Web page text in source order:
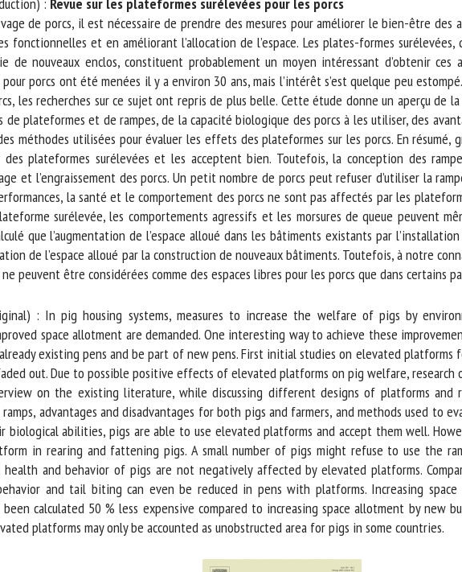
de porcs, il est nécessaire de prendre des mesures pour améliorer le bien-être des
fonctionnelles et en améliorant l’allocation de l’espace. Les plates-formes surélevées,
de nouveaux enclos, constituent probablement un moyen intéressant d’obtenir ces
porcs ont été menées il y a environ 30 ans, mais l’intérêt s’est quelque peu
les recherches sur ce sujet ont repris de plus belle. Cette étude donne un aperçu de
plateformes et de rampes, de la capacité biologique des porcs à les utiliser, des
méthodes utilisées pour évaluer les effets des plateformes sur les porcs. En résumé,
des plateformes surélevées et les acceptent bien. Toutefois, la conception des
et l’engraissement des porcs. Un petit nombre de porcs peut refuser d’utiliser la
la santé et le comportement des porcs ne sont pas affectés par les
surélevée, les comportements agressifs et les morsures de queue peuvent
que l’augmentation de l’espace alloué dans les bâtiments existants par
de l’espace alloué par la construction de nouveaux bâtiments. Toutefois, à notre
peuvent être considérées comme des espaces libres pour les porcs que dans certains
: In pig housing systems, measures to increase the welfare of pigs by
space allotment are demanded. One interesting way to achieve these
existing pens and be part of new pens. First initial studies on elevated platforms
out. Due to possible positive effects of elevated platforms on pig welfare, research
on the existing literature, while discussing different designs of platforms and
advantages and disadvantages for both pigs and farmers, and methods used to
biological abilities, pigs are able to use elevated platforms and accept them well.
in rearing and fattening pigs. A small number of pigs might refuse to use the
health and behavior of pigs are not negatively affected by elevated platforms.
and tail biting can even be reduced in pens with platforms. Increasing
calculated 50 % less expensive compared to increasing space allotment by new
platforms may only be accounted as unobstructed area for pigs in some countries.
Organisme
*
E-mail *
En soumettant ce formulaire, j'accepte que les informations saisies soient
utilisées dans le cadre de la relation avec le CNR BEA. *
Les champs suivis de * sont obligatoires